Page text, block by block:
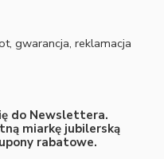
gwarancja, reklamacja
do Newslettera.
miarkę jubilerską
rabatowe.